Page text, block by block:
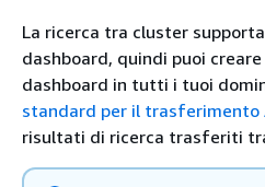
La ricerca tra cluster
dashboard, quindi puoi
dashboard in tutti i tuoi
standard per il trasferimento
risultati di ricerca trasferiti